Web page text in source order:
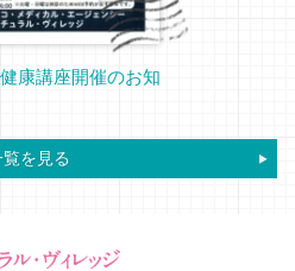
康講座開催のお知
覧を見る